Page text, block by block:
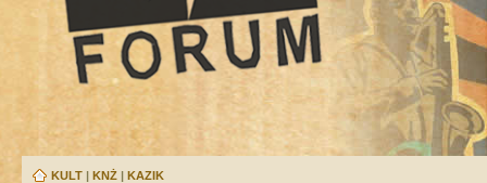
KULT | KNŻ | KAZIK